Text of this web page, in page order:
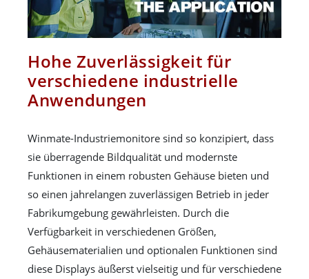
Hohe Zuverlässigkeit für
verschiedene industrielle
Anwendungen
Winmate-Industriemonitore sind so konzipiert, dass
sie überragende Bildqualität und modernste
Funktionen in einem robusten Gehäuse bieten und
so einen jahrelangen zuverlässigen Betrieb in jeder
Fabrikumgebung gewährleisten. Durch die
Verfügbarkeit in verschiedenen Größen,
Gehäusematerialien und optionalen Funktionen sind
diese Displays äußerst vielseitig und für verschiedene